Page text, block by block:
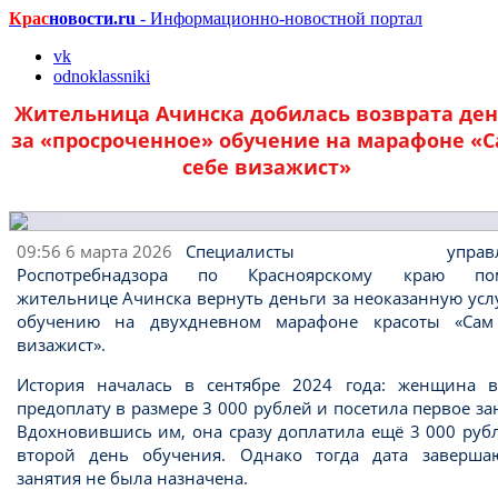
Красновости.ru - Информационно-новостной портал
vk
odnoklassniki
Жительница Ачинска добилась возврата
за «просроченное» обучение на марафоне
себе визажист»
09:56 6 марта 2026
Специалисты
Роспотребнадзора по Красноярскому краю
жительнице Ачинска вернуть деньги за неоказанную
обучению на двухдневном марафоне красоты
визажист».
История началась в сентябре 2024 года: женщина
предоплату в размере 3 000 рублей и посетила первое
Вдохновившись им, она сразу доплатила ещё 3 000
второй день обучения. Однако тогда дата
занятия не была назначена.